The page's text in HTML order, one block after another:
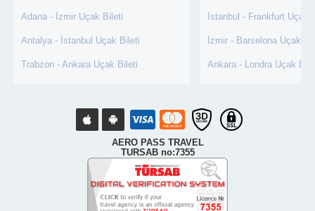
Adana - İzmir Uçak Bileti
Antalya - İstanbul Uçak Bileti
Trabzon - Ankara Uçak Bileti
İstanbul - Frankfurt Uçak
İzmir - Barselona Uçak
Ankara - Londra Uçak
AERO PASS TRAVEL
TURSAB no:7355